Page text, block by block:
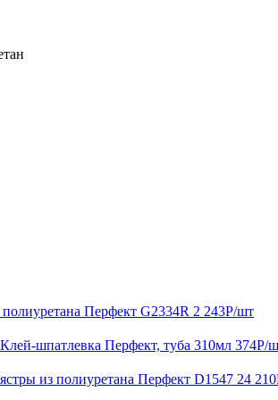
Перфект G2334R 2 243Р/шт
шпатлевка Перфект, туба 310мл 374Р/
из полиуретана Перфект D1547 24 210